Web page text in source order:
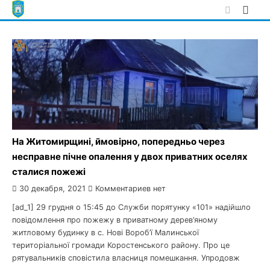
Skip
to
На Житомирщині, ймовірно, попередньо через
несправне пічне опалення у двох приватних оселях
сталися пожежі
30 декабря, 2021 Комментариев нет
[ad_1] 29 грудня о 15:45 до Служби порятунку «101» надійшло
повідомлення про пожежу в приватному дерев’яному
житловому будинку в с. Нові Вороб’ї Малинської
територіальної громади Коростенського району. Про це
рятувальників сповістила власниця помешкання. Упродовж